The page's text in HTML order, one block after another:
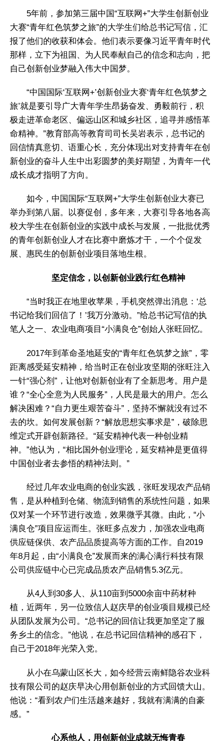
5年前，参加第三届中国“互联网+”大学生创新创业
大赛“青年红色筑梦之旅”的大学生们给总书记写信，汇
报了他们的收获和体会。他们表示要像习近平青年时代
那样，立下为祖国、为人民奉献自己的信念和志向，把
自己创新创业梦融入伟大中国梦。
“中国国际‘互联网+’创新创业大赛‘青年红色筑梦之
旅’就是要引导广大青年学生昂扬奋发、勇毅前行，积
极走进革命老区、偏远山区和城乡社区，追寻并感悟革
命精神。”教育部高等教育司司长吴岩表示，总书记的
回信情真意切、语重心长，充分体现出对支持青年在创
新创业的奋斗人生中出彩圆梦的美好期望，为青年一代
成长成才指明了方向。
如今，中国国际“互联网+”大学生创新创业大赛已
举办到第八届。以赛促创，多年来，大赛引导各地各高
校大学生在创新创业的实践中成长与发展，一批批优秀
的青年创新创业人才在比赛中磨炼才干，一个个促发
展、惠民生的创新创业项目落地生根。
坚定信念，以创新创业践行红色精神
“当时我正在地里收苹果，手机突然弹出消息：‘总
书记给我们回信了！’我万分激动。”给总书记写信的执
笔人之一、农业电商项目“小满良仓”创始人张旺回忆。
2017年到革命圣地延安的“青年红色筑梦之旅”，零
距离感受延安精神，给当时正在创业攻坚期的张旺注入
一针“强心剂”，让他对创新创业有了全新思考。用户是
谁？“全心全意为人民服务”，人民是最大的用户。怎么
解决困难？“自力更生艰苦奋斗”，坚持不懈就没有过不
去的坎。如何发展创新？“解放思想实事求是”，破除思
维定式开辟创新路径。“延安精神代表一种创业精
神。”他认为，“相比国外创业理论，延安精神是更值得
中国创业者去参悟的精神法则。”
经过几年农业电商的创业实践，张旺发现农产品销
售，是从种植到仓储、物流到销售的系统性问题，如果
仅对某一个环节进行改造，效果微乎其微。由此，“小
满良仓”项目应运而生。张旺多点发力，加强农业电商
供应链保供、农产品品质提高等方面的工作。自2019
年8月起，由“小满良仓”发展而来的满心满行科技有限
公司供应链中心已完成品质农产品销售5.3亿元。
从4人到30多人、从110亩到5000余亩中药材种
植，近两年，另一位致信人赵庆早的创业项目规模已经
从团队发展为公司。“总书记的回信让我更加坚定了服
务乡土的信念。”他说，在总书记回信精神的感召下，
自己于2018年光荣入党。
从小在乌蒙山区长大，如今经营云南鲜隐谷农业科
技有限公司的赵庆早决心用创新创业的方式回馈大山。
他说：“看到农户们生活越来越好，我就有满满的自豪
感。”
心系他人，用创新创业成就无悔青春